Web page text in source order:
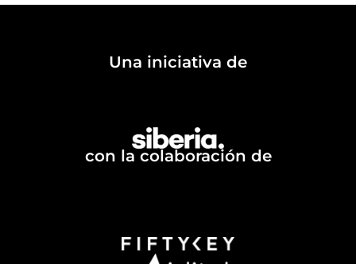
Una iniciativa de
con la colaboración de